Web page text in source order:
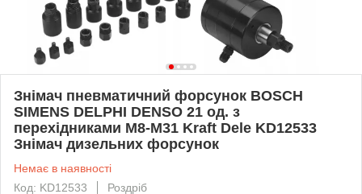
Знімач пневматичний форсунок BOSCH
SIMENS DELPHI DENSO 21 од. з
перехідниками М8-M31 Kraft Dele KD12533
Знімач дизельних форсунок
Немає в наявності
Код: KD12533
Роздріб